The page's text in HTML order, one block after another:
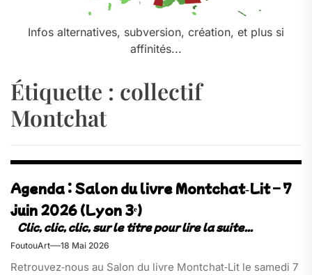
Infos alternatives, subversion, création, et plus si
affinités...
Étiquette : collectif
Montchat
Agenda : Salon du livre Montchat‑Lit – 7
juin 2026 (Lyon 3ᵉ)
FoutouArt 18 Mai 2026
Retrouvez‑nous au Salon du livre Montchat‑Lit le samedi 7